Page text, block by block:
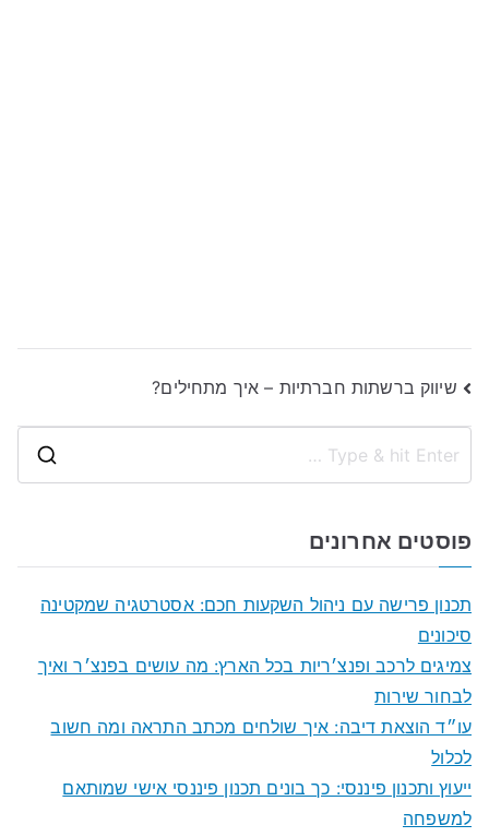
ניווט
שיווק ברשתות חברתיות – איך מתחילים?
פוסטים אחרונים
תכנון פרישה עם ניהול השקעות חכם: אסטרטגיה שמקטינה
סיכונים
צמיגים לרכב ופנצ׳ריות בכל הארץ: מה עושים בפנצ׳ר ואיך
לבחור שירות
עו״ד הוצאת דיבה: איך שולחים מכתב התראה ומה חשוב
לכלול
ייעוץ ותכנון פיננסי: כך בונים תכנון פיננסי אישי שמותאם
למשפחה